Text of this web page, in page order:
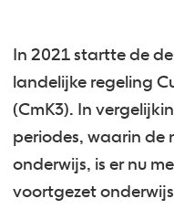
In 2021 startte de
landelijke regeling
(CmK3). In
periodes, waarin de
onderwijs, is er nu
voortgezet